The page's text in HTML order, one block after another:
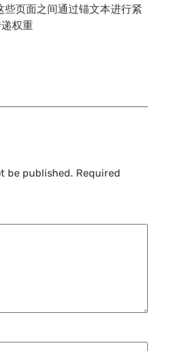
页面之间通过锚文本进行紧
权重
be published. Required